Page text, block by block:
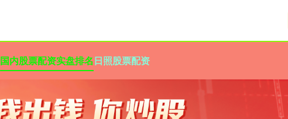
国内股票配资实盘排名日照股票配资